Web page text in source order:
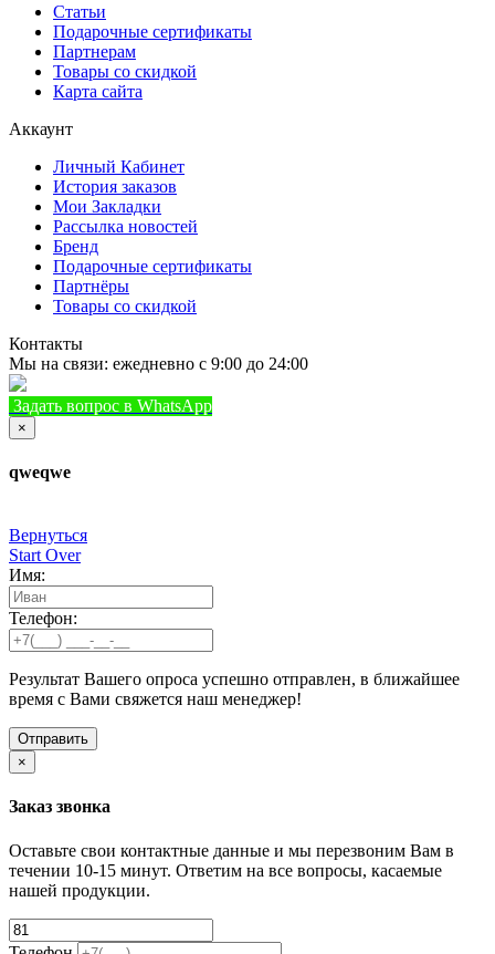
Статьи
Подарочные сертификаты
Партнерам
Товары со скидкой
Карта сайта
Аккаунт
Личный Кабинет
История заказов
Мои Закладки
Рассылка новостей
Бренд
Подарочные сертификаты
Партнёры
Товары со скидкой
Контакты
Мы на связи: ежедневно с 9:00 до 24:00
Задать вопрос в WhatsApp
×
qweqwe
Вернуться
Start Over
Имя:
Телефон:
Результат Вашего опроса успешно отправлен, в ближайшее
время с Вами свяжется наш менеджер!
×
Заказ звонка
Оставьте свои контактные данные и мы перезвоним Вам в
течении 10-15 минут. Ответим на все вопросы, касаемые
нашей продукции.